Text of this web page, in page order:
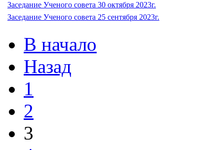
Заседание Ученого совета 30 октября 2023г.
Заседание Ученого совета 25 сентября 2023г.
В начало
Назад
1
2
3